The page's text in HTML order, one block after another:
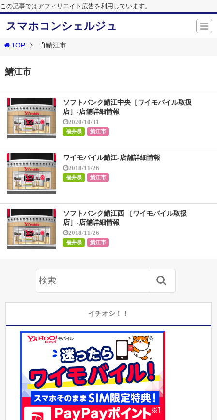
この記事ではアフィリエイト広告を利用しています。
スマホコンシェルジュ
TOP 鯖江市
鯖江市
ソフトバンク鯖江中央［ワイモバイル取扱
店］-店舗詳細情報
2020/10/31
福井県 鯖江市
ワイモバイル鯖江-店舗詳細情報
2018/11/26
福井県 鯖江市
ソフトバンク鯖江西 ［ワイモバイル取扱
店］-店舗詳細情報
2018/11/26
福井県 鯖江市
イチオシ！！